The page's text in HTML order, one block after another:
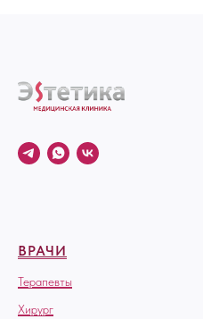
ВРАЧИ
Терапевты
Хирург